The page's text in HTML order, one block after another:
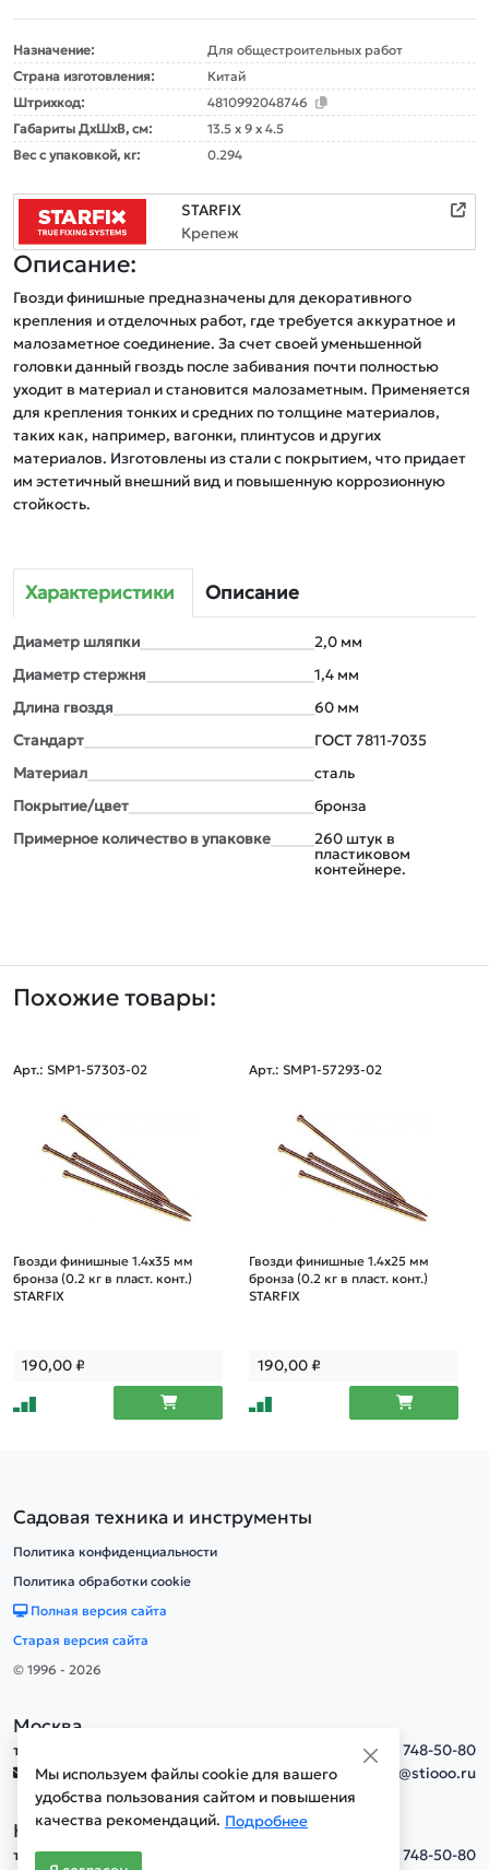
Назначение:
Для общестроительных работ
Страна изготовления:
Китай
Штрихкод:
4810992048746
Габариты ДxШxВ, см:
13.5 x 9 x 4.5
Вес с упаковкой, кг:
0.294
STARFIX
Крепеж
Описание:
Гвозди финишные предназначены для декоративного
крепления и отделочных работ, где требуется аккуратное и
малозаметное соединение. За счет своей уменьшенной
головки данный гвоздь после забивания почти полностью
уходит в материал и становится малозаметным. Применяется
для крепления тонких и средних по толщине материалов,
таких как, например, вагонки, плинтусов и других
материалов. Изготовлены из стали с покрытием, что придает
им эстетичный внешний вид и повышенную коррозионную
стойкость.
Характеристики Описание
Диаметр шляпки
2,0 мм
Диаметр стержня
1,4 мм
Длина гвоздя
60 мм
Стандарт
ГОСТ 7811-7035
Материал
сталь
Покрытие/цвет
бронза
Примерное количество в упаковке
260 штук в
пластиковом
контейнере.
Похожие товары:
Арт.: SMP1-57303-02
Гвозди финишные 1.4х35 мм
бронза (0.2 кг в пласт. конт.)
STARFIX
190,00₽
Арт.: SMP1-57293-02
Гвозди финишные 1.4х25 мм
бронза (0.2 кг в пласт. конт.)
STARFIX
190,00₽
Мы используем файлы cookie для вашего
удобства пользования сайтом и повышения
качества рекомендаций. Подробнее
Садовая техника и инструменты
Политика конфиденциальности
Политика обработки cookie
Полная версия сайта
Старая версия сайта
© 1996 - 2026
Москва
тел.
+7(495) 748-50-80
info@stiooo.ru
Новосибирск
тел.
+7(495) 748-50-80